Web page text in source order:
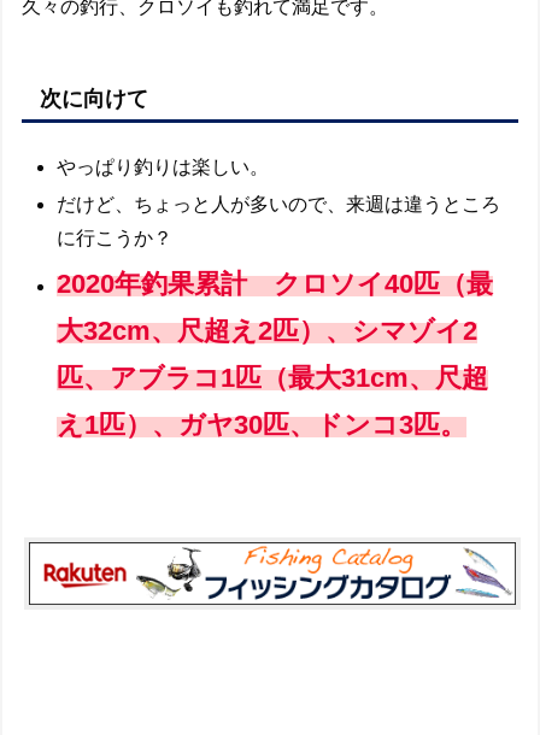
久々の釣行、クロソイも釣れて満足です。
次に向けて
やっぱり釣りは楽しい。
だけど、ちょっと人が多いので、来週は違うところ
に行こうか？
2020年釣果累計 クロソイ40匹（最
大32cm、尺超え2匹）、シマゾイ2
匹、アブラコ1匹（最大31cm、尺超
え1匹）、ガヤ30匹、ドンコ3匹。